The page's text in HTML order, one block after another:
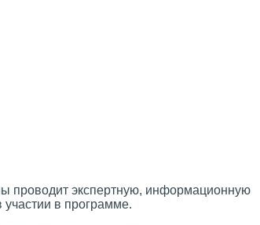
проводит экспертную, информационную
в программе.